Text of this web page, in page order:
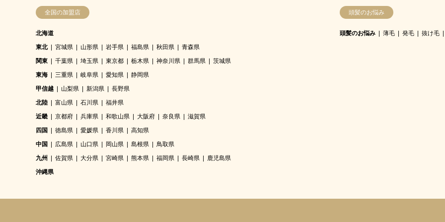
全国の加盟店
北海道
東北
宮城県 山形県 岩手県 福島県 秋田県
青森県
関東
千葉県 埼玉県 東京都 栃木県 神奈川県 群馬県
茨城県
東海
三重県 岐阜県 愛知県
静岡県
甲信越
山梨県 新潟県
長野県
北陸
富山県 石川県
福井県
近畿
京都府 兵庫県 和歌山県 大阪府 奈良県
滋賀県
四国
徳島県 愛媛県 香川県
高知県
中国
広島県 山口県 岡山県 島根県
鳥取県
九州
佐賀県 大分県 宮崎県 熊本県 福岡県 長崎県
鹿児島県
沖縄県
頭髪のお悩み
頭髪のお悩み 薄毛 発毛 抜け毛